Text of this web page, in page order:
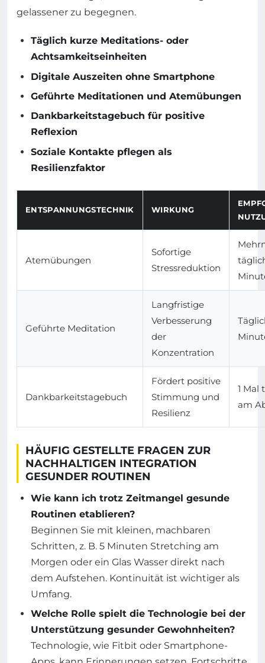
gelassener zu begegnen.
Täglich kurze Meditations- oder
Achtsamkeitseinheiten
Digitale Auszeiten ohne Smartphone
Geführte Meditationen und Atemübungen
Dankbarkeitstagebuch für positive
Reflexion
Soziale Kontakte pflegen als
Resilienzfaktor
ENTSPANNUNGSTECHNIK WIRKUNG
Atemübungen
Sofortige
Stressreduktion
Geführte Meditation
Langfristige
Verbesserung
der
Konzentration
Dankbarkeitstagebuch
Fördert positive
Stimmung und
Resilienz
1 Mal
am
HÄUFIG GESTELLTE FRAGEN ZUR
NACHHALTIGEN INTEGRATION
GESUNDER ROUTINEN
Wie kann ich trotz Zeitmangel gesunde
Routinen etablieren?
Beginnen Sie mit kleinen, machbaren
Schritten, z. B. 5 Minuten Stretching am
Morgen oder ein Glas Wasser direkt nach
dem Aufstehen. Kontinuität ist wichtiger als
Umfang.
Welche Rolle spielt die Technologie bei der
Unterstützung gesunder Gewohnheiten?
Technologie, wie Fitbit oder Smartphone-